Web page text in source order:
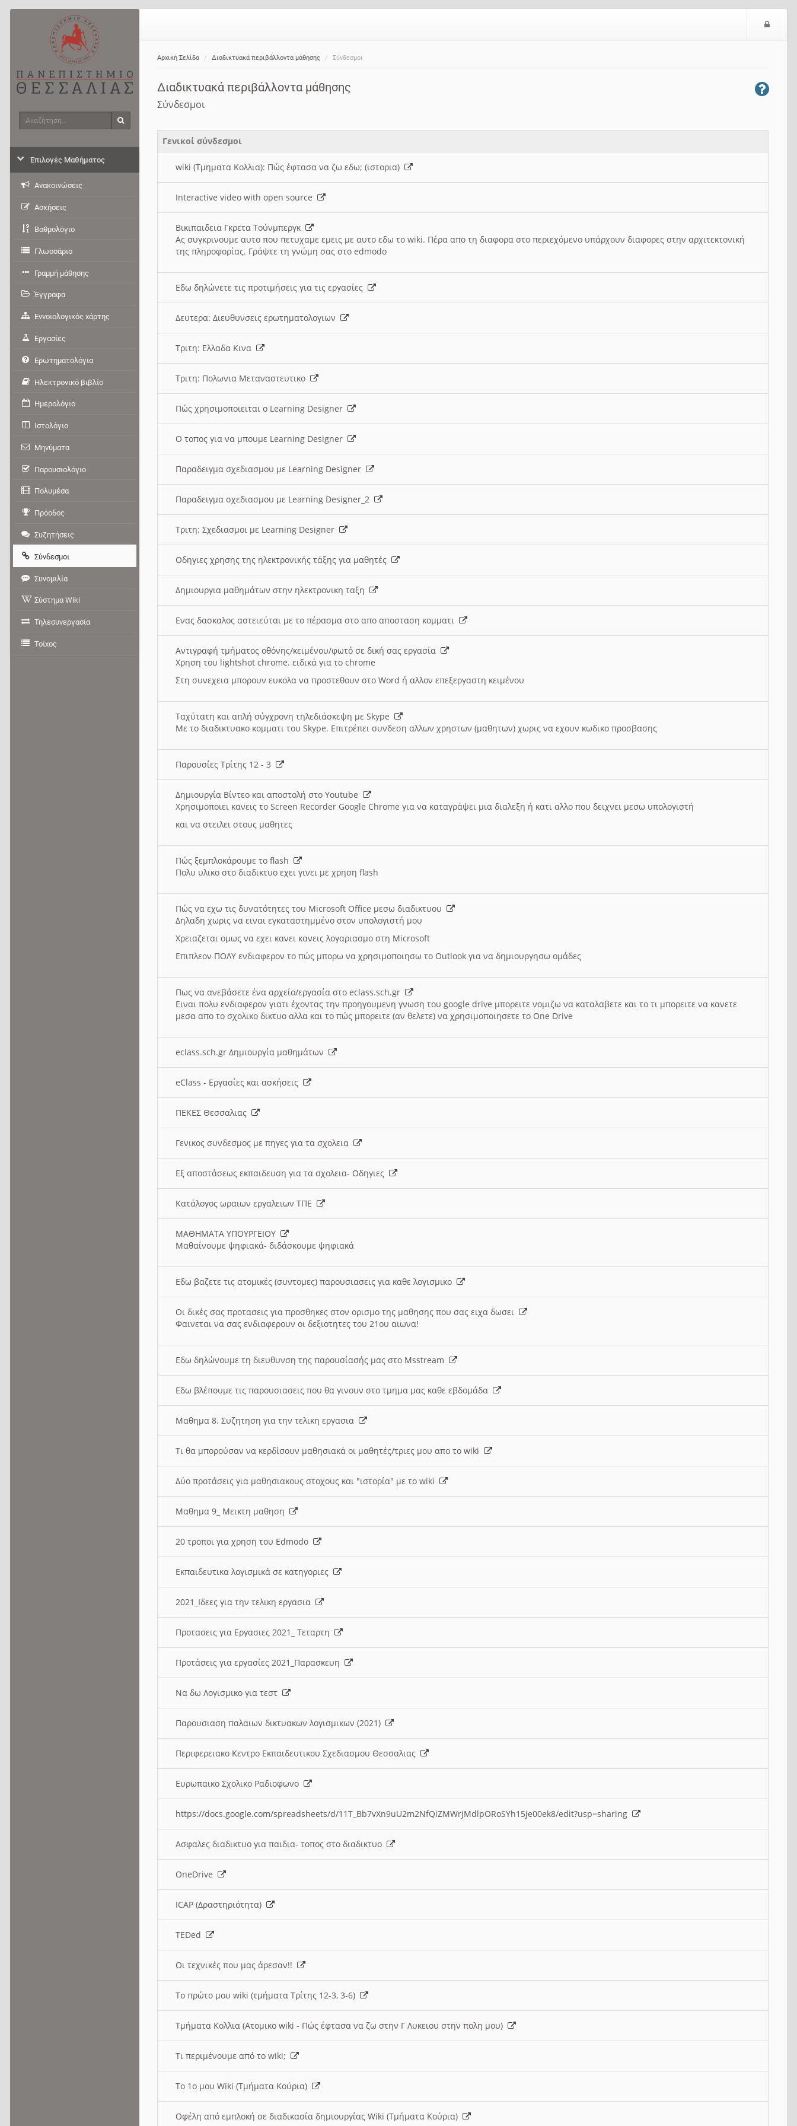
Αρχική Σελίδα Διαδικτυακά περιβάλλοντα μάθησης Σύνδεσμοι
Διαδικτυακά περιβάλλοντα μάθησης
Σύνδεσμοι
Γενικοί σύνδεσμοι
wiki (Τμηματα Κολλια): Πώς έφτασα να ζω εδω; (ιστορια)
Interactive video with open source
Βικιπαιδεια Γκρετα Τούνμπεργκ
Ας συγκρινουμε αυτο που πετυχαμε εμεις με αυτο εδω το wiki. Πέρα απο τη διαφορα στο περιεχόμενο υπάρχουν διαφορες στην αρχιτεκτονική
της πληροφορίας. Γράψτε τη γνώμη σας στο edmodo
Εδω δηλώνετε τις προτιμήσεις για τις εργασίες
Δευτερα: Διευθυνσεις ερωτηματολογιων
Τριτη: Ελλαδα Κινα
Τριτη: Πολωνια Μεταναστευτικο
Πώς χρησιμοποιειται ο Learning Designer
O τοπος για να μπουμε Learning Designer
Παραδειγμα σχεδιασμου με Learning Designer
Παραδειγμα σχεδιασμου με Learning Designer_2
Τριτη: Σχεδιασμοι με Learning Designer
Οδηγιες χρησης της ηλεκτρονικής τάξης για μαθητές
Δημιουργια μαθημάτων στην ηλεκτρονικη ταξη
Ενας δασκαλος αστειεύται με το πέρασμα στο απο αποσταση κομματι
Αντιγραφή τμήματος οθόνης/κειμένου/φωτό σε δική σας εργασία
Χρηση του lightshot chrome. ειδικά για το chrome
Στη συνεχεια μπορουν ευκολα να προστεθουν στο Word ή αλλον επεξεργαστη κειμένου
Ταχύτατη και απλή σύγχρονη τηλεδιάσκεψη με Skype
Με το διαδικτυακο κομματι του Skype. Επιτρέπει συνδεση αλλων χρηστων (μαθητων) χωρις να εχουν κωδικο προσβασης
Παρουσίες Τρίτης 12 - 3
Δημιουργία Βίντεο και αποστολή στο Youtube
Χρησιμοποιει κανεις το Screen Recorder Google Chrome για να καταγράψει μια διαλεξη ή κατι αλλο που δειχνει μεσω υπολογιστή
και να στειλει στους μαθητες
Πώς ξεμπλοκάρουμε το flash
Πολυ υλικο στο διαδικτυο εχει γινει με χρηση flash
Πώς να εχω τις δυνατότητες του Microsoft Office μεσω διαδικτυου
Δηλαδη χωρις να ειναι εγκαταστημμένο στον υπολογιστή μου
Χρειαζεται ομως να εχει κανει κανεις λογαριασμο στη Microsoft
Επιπλεον ΠΟΛΥ ενδιαφερον το πώς μπορω να χρησιμοποιησω το Outlook για να δημιουργησω ομάδες
Πως να ανεβάσετε ένα αρχείο/εργασία στο eclass.sch.gr
Ειναι πολυ ενδιαφερον γιατι έχοντας την προηγουμενη γνωση του google drive μπορειτε νομιζω να καταλαβετε και το τι μπορειτε να κανετε
μεσα απο το σχολικο δικτυο αλλα και το πώς μπορειτε (αν θελετε) να χρησιμοποιησετε το One Drive
eclass.sch.gr Δημιουργία μαθημάτων
eClass - Εργασίες και ασκήσεις
ΠΕΚΕΣ Θεσσαλιας
Γενικος συνδεσμος με πηγες για τα σχολεια
Εξ αποστάσεως εκπαιδευση για τα σχολεια- Οδηγιες
Κατάλογος ωραιων εργαλειων ΤΠΕ
ΜΑΘΗΜΑΤΑ ΥΠΟΥΡΓΕΙΟΥ
Μαθαίνουμε ψηφιακά- διδάσκουμε ψηφιακά
Εδω βαζετε τις ατομικές (συντομες) παρουσιασεις για καθε λογισμικο
Οι δικές σας προτασεις για προσθηκες στον ορισμο της μαθησης που σας ειχα δωσει
Φαινεται να σας ενδιαφερουν οι δεξιοτητες του 21ου αιωνα!
Εδω δηλώνουμε τη διευθυνση της παρουσίασής μας στο Msstream
Εδω βλέπουμε τις παρουσιασεις που θα γινουν στο τμημα μας καθε εβδομάδα
Μαθημα 8. Συζητηση για την τελικη εργασια
Τι θα μπορούσαν να κερδίσουν μαθησιακά οι μαθητές/τριες μου απο το wiki
Δύο προτάσεις για μαθησιακους στοχους και "ιστορία" με το wiki
Μαθημα 9_ Μεικτη μαθηση
20 τροποι για χρηση του Edmodo
Εκπαιδευτικα λογισμικά σε κατηγοριες
2021_Ιδεες για την τελικη εργασια
Προτασεις για Εργασιες 2021_ Τεταρτη
Προτάσεις για εργασίες 2021_Παρασκευη
Να δω Λογισμικο για τεστ
Παρουσιαση παλαιων δικτυακων λογισμικων (2021)
Περιφερειακο Κεντρο Εκπαιδευτικου Σχεδιασμου Θεσσαλιας
Ευρωπαικο Σχολικο Ραδιοφωνο
https://docs.google.com/spreadsheets/d/11T_Bb7vXn9uU2m2NfQiZMWrjMdlpORoSYh15je00ek8/edit?usp=sharing
Ασφαλες διαδικτυο για παιδια- τοπος στο διαδικτυο
OneDrive
ICAP (Δραστηριότητα)
TEDed
Οι τεχνικές που μας άρεσαν!!
Το πρώτο μου wiki (τμήματα Τρίτης 12-3, 3-6)
Τμήματα Κολλια (Ατομικο wiki - Πώς έφτασα να ζω στην Γ Λυκειου στην πολη μου)
Τι περιμένουμε από το wiki;
Το 1ο μου Wiki (Τμήματα Κούρια)
Οφέλη από εμπλοκή σε διαδικασία δημιουργίας Wiki (Τμήματα Κούρια)
Αναζήτηση
Επιλογές Μαθήματος
Ανακοινώσεις
Ασκήσεις
Βαθμολόγιο
Γλωσσάριο
Γραμμή μάθησης
Έγγραφα
Εννοιολογικός χάρτης
Εργασίες
Ερωτηματολόγια
Ηλεκτρονικό βιβλίο
Ημερολόγιο
Ιστολόγιο
Μηνύματα
Παρουσιολόγιο
Πολυμέσα
Πρόοδος
Συζητήσεις
Σύνδεσμοι
Συνομιλία
Σύστημα Wiki
Τηλεσυνεργασία
Τοίχος